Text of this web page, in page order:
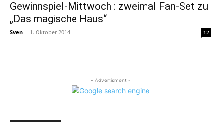
Gewinnspiel-Mittwoch : zweimal Fan-Set zu
„Das magische Haus“
Sven - 1. Oktober 2014 12
- Advertisment -